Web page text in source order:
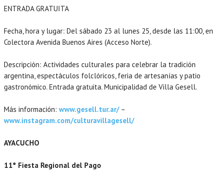
ENTRADA GRATUITA
Fecha, hora y lugar: Del sábado 23 al lunes 25, desde las 11:00, en
Colectora Avenida Buenos Aires (Acceso Norte).
Descripción: Actividades culturales para celebrar la tradición
argentina, espectáculos folclóricos, feria de artesanías y patio
gastronómico. Entrada gratuita. Municipalidad de Villa Gesell.
Más información: www.gesell.tur.ar/–
www.instagram.com/culturavillagesell/
AYACUCHO
11° Fiesta Regional del Pago